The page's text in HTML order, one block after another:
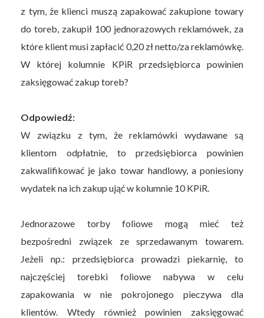
z tym, że klienci muszą zapakować zakupione towary
do toreb, zakupił 100 jednorazowych reklamówek, za
które klient musi zapłacić 0,20 zł netto/za reklamówkę.
W której kolumnie KPiR przedsiębiorca powinien
zaksięgować zakup toreb?
Odpowiedź:
W związku z tym, że reklamówki wydawane są
klientom odpłatnie, to przedsiębiorca powinien
zakwalifikować je jako towar handlowy, a poniesiony
wydatek na ich zakup ująć w kolumnie 10 KPiR.
Jednorazowe torby foliowe mogą mieć też
bezpośredni związek ze sprzedawanym towarem.
Jeżeli np.: przedsiębiorca prowadzi piekarnię, to
najczęściej torebki foliowe nabywa w celu
zapakowania w nie pokrojonego pieczywa dla
klientów. Wtedy również powinien zaksięgować